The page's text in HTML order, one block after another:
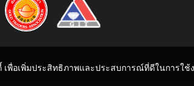
เพื่อเพิ่มประสิทธิภาพและประสบการณ์ที่ดีในการใ